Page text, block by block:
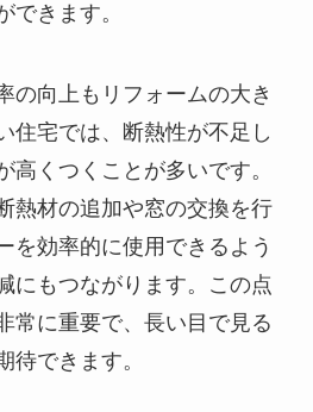
できます。
の向上もリフォームの大き
住宅では、断熱性が不足し
高くつくことが多いです。
熱材の追加や窓の交換を行
を効率的に使用できるよう
にもつながります。この点
常に重要で、長い目で見る
待できます。